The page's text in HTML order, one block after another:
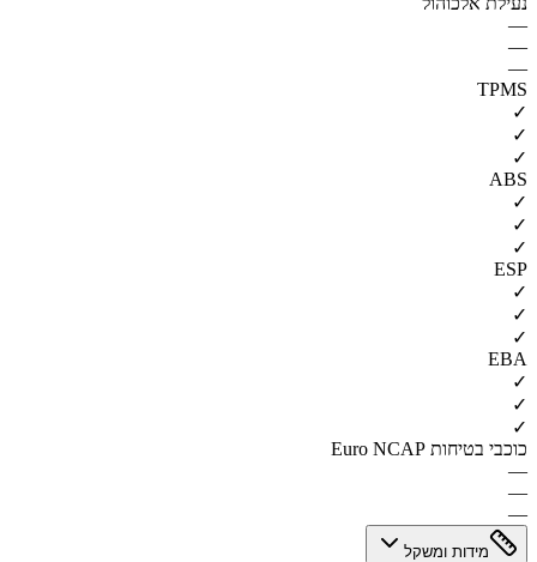
—
—
—
TPMS
✓
✓
✓
ABS
✓
✓
✓
ESP
✓
✓
✓
EBA
✓
✓
✓
כוכבי בטיחות Euro NCAP
—
—
—
מידות ומשקל